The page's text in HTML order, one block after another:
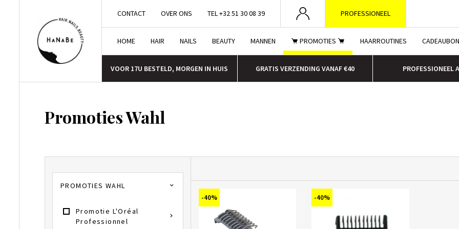
CONTACT OVER ONS TEL +32 51 30 08 39 PROFESSIONEEL
HOME HAIR NAILS BEAUTY MANNEN PROMOTIES HAARROUTINES CADEAUBON
VOOR 17U BESTELD, MORGEN IN HUIS GRATIS VERZENDING VANAF €40 PROFESSIONEEL
Promoties Wahl
PROMOTIES WAHL
Promotie L'Oréal
Professionnel
-40% -40%